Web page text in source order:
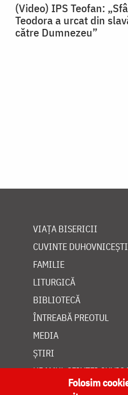
(Video) IPS Teofan:
Teodora a urcat din
către Dumnezeu”
VIAȚA BISERICII
CUVINTE DUHOVNICEȘTI
FAMILIE
LITURGICĂ
BIBLIOTECĂ
ÎNTREABĂ PREOTUL
MEDIA
ȘTIRI
HRAMUL SFINTEI
Folosim